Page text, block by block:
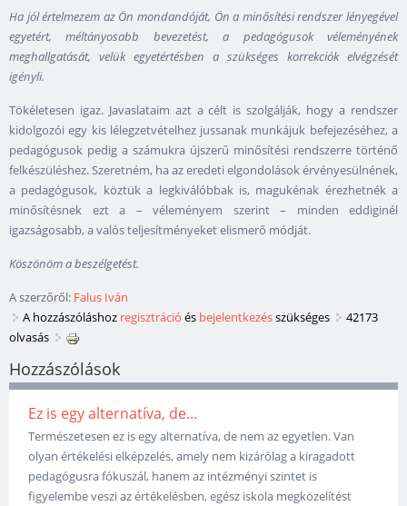
Ha jól értelmezem az Ön mondandóját, Ön a minősítési rendszer lényegével
egyetért, méltányosabb bevezetést, a pedagógusok véleményének
meghallgatását, velük egyetértésben a szükséges korrekciók elvégzését
igényli.
Tökéletesen igaz. Javaslataim azt a célt is szolgálják, hogy a rendszer
kidolgozói egy kis lélegzetvételhez jussanak munkájuk befejezéséhez, a
pedagógusok pedig a számukra újszerű minősítési rendszerre történő
felkészüléshez. Szeretném, ha az eredeti elgondolások érvényesülnének,
a pedagógusok, köztük a legkiválóbbak is, magukénak érezhetnék a
minősítésnek ezt a – véleményem szerint – minden eddiginél
igazságosabb, a valós teljesítményeket elismerő módját.
Köszönöm a beszélgetést.
A szerzőről: Falus Iván
A hozzászóláshoz regisztráció és bejelentkezésszükséges
42173
olvasás
Hozzászólások
Ez is egy alternatíva, de...
Természetesen ez is egy alternatíva, de nem az egyetlen. Van
olyan értékelési elképzelés, amely nem kizárólag a kiragadott
pedagógusra fókuszál, hanem az intézményi szintet is
figyelembe veszi az értékelésben, egész iskola megközelítést